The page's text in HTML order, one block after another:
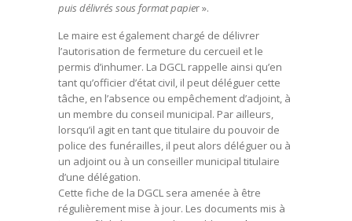
puis délivrés sous format papier ».
Le maire est également chargé de délivrer
l’autorisation de fermeture du cercueil et le
permis d’inhumer. La DGCL rappelle ainsi qu’en
tant qu’officier d’état civil, il peut déléguer cette
tâche, en l’absence ou empêchement d’adjoint, à
un membre du conseil municipal. Par ailleurs,
lorsqu’il agit en tant que titulaire du pouvoir de
police des funérailles, il peut alors déléguer ou à
un adjoint ou à un conseiller municipal titulaire
d’une délégation.
Cette fiche de la DGCL sera amenée à être
régulièrement mise à jour. Les documents mis à